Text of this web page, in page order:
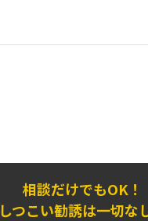
相談だけでもOK！
しつこい勧誘は一切な